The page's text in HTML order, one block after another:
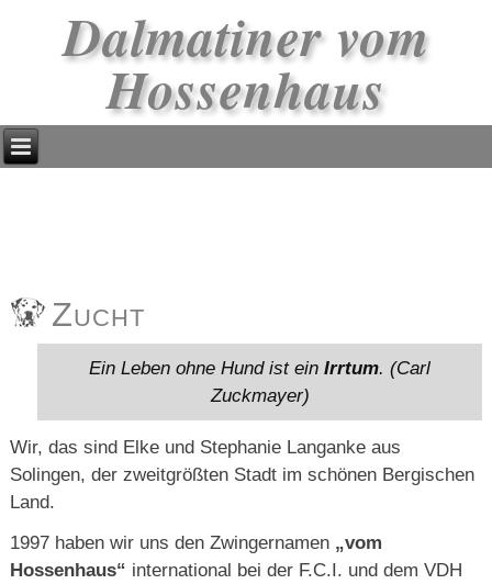
Dalmatiner vom
Hossenhaus
Zucht
Ein Leben ohne Hund ist ein Irrtum. (Carl
Zuckmayer)
Wir, das sind Elke und Stephanie Langanke aus
Solingen, der zweitgrößten Stadt im schönen Bergischen
Land.
1997 haben wir uns den Zwingernamen „vom
Hossenhaus“ international bei der F.C.I. und dem VDH